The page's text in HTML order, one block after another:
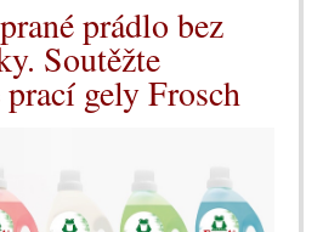
prádlo bez
Soutěžte
gely Frosch